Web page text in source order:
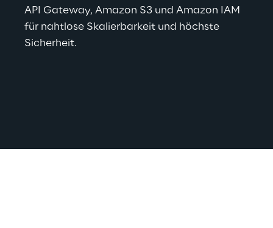
API Gateway, Amazon S3 und Amazon IAM
für nahtlose Skalierbarkeit und höchste
Sicherheit.